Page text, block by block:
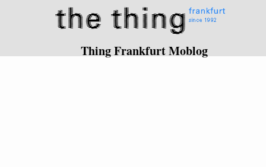
Thing Frankfurt Moblog